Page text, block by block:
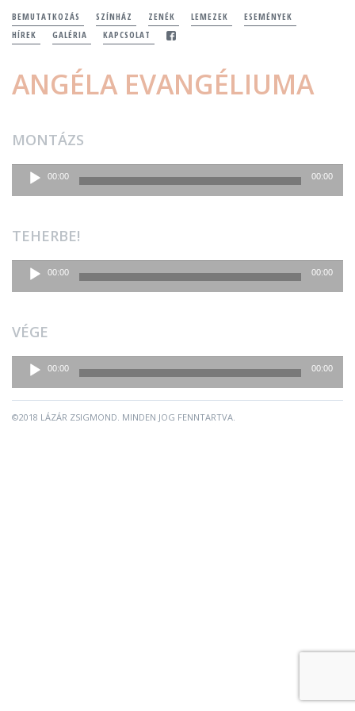
BEMUTATKOZÁS SZÍNHÁZ ZENÉK LEMEZEK
ESEMÉNYEK
HÍREK
GALÉRIA KAPCSOLAT
ANGÉLA EVANGÉLIUMA
MONTÁZS
Audió
00:00 00:00
TEHERBE!
Audió
00:00 00:00
VÉGE
Audió
00:00 00:00
©2018 LÁZÁR ZSIGMOND. MINDEN JOG FENNTARTVA.